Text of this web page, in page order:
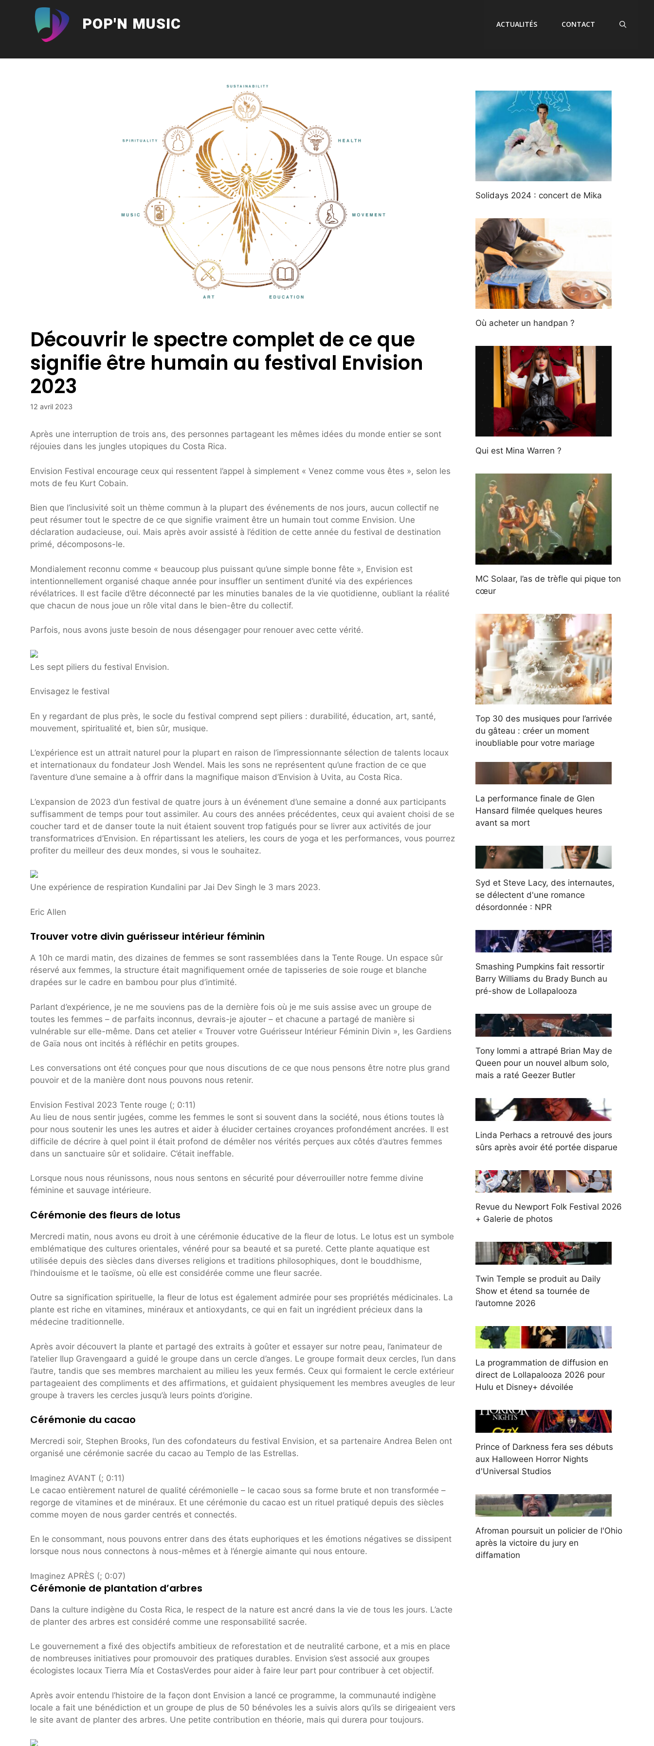
POP'N MUSIC ACTUALITÉS CONTACT
Découvrir le spectre complet de ce que
signifie être humain au festival Envision
2023
12 avril 2023
Après une interruption de trois ans, des personnes partageant les mêmes idées du monde entier se sont
réjouies dans les jungles utopiques du Costa Rica.
Envision Festival encourage ceux qui ressentent l’appel à simplement « Venez comme vous êtes », selon les
mots de feu Kurt Cobain.
Bien que l’inclusivité soit un thème commun à la plupart des événements de nos jours, aucun collectif ne
peut résumer tout le spectre de ce que signifie vraiment être un humain tout comme Envision. Une
déclaration audacieuse, oui. Mais après avoir assisté à l’édition de cette année du festival de destination
primé, décomposons-le.
Mondialement reconnu comme « beaucoup plus puissant qu’une simple bonne fête », Envision est
intentionnellement organisé chaque année pour insuffler un sentiment d’unité via des expériences
révélatrices. Il est facile d’être déconnecté par les minuties banales de la vie quotidienne, oubliant la réalité
que chacun de nous joue un rôle vital dans le bien-être du collectif.
Parfois, nous avons juste besoin de nous désengager pour renouer avec cette vérité.
Les sept piliers du festival Envision.
Envisagez le festival
En y regardant de plus près, le socle du festival comprend sept piliers : durabilité, éducation, art, santé,
mouvement, spiritualité et, bien sûr, musique.
L’expérience est un attrait naturel pour la plupart en raison de l’impressionnante sélection de talents locaux
et internationaux du fondateur Josh Wendel. Mais les sons ne représentent qu’une fraction de ce que
l’aventure d’une semaine a à offrir dans la magnifique maison d’Envision à Uvita, au Costa Rica.
L’expansion de 2023 d’un festival de quatre jours à un événement d’une semaine a donné aux participants
suffisamment de temps pour tout assimiler. Au cours des années précédentes, ceux qui avaient choisi de se
coucher tard et de danser toute la nuit étaient souvent trop fatigués pour se livrer aux activités de jour
transformatrices d’Envision. En répartissant les ateliers, les cours de yoga et les performances, vous pourrez
profiter du meilleur des deux mondes, si vous le souhaitez.
Une expérience de respiration Kundalini par Jai Dev Singh le 3 mars 2023.
Eric Allen
Trouver votre divin guérisseur intérieur féminin
A 10h ce mardi matin, des dizaines de femmes se sont rassemblées dans la Tente Rouge. Un espace sûr
réservé aux femmes, la structure était magnifiquement ornée de tapisseries de soie rouge et blanche
drapées sur le cadre en bambou pour plus d’intimité.
Parlant d’expérience, je ne me souviens pas de la dernière fois où je me suis assise avec un groupe de
toutes les femmes – de parfaits inconnus, devrais-je ajouter – et chacune a partagé de manière si
vulnérable sur elle-même. Dans cet atelier « Trouver votre Guérisseur Intérieur Féminin Divin », les Gardiens
de Gaïa nous ont incités à réfléchir en petits groupes.
Les conversations ont été conçues pour que nous discutions de ce que nous pensons être notre plus grand
pouvoir et de la manière dont nous pouvons nous retenir.
Envision Festival 2023 Tente rouge (; 0:11)
Au lieu de nous sentir jugées, comme les femmes le sont si souvent dans la société, nous étions toutes là
pour nous soutenir les unes les autres et aider à élucider certaines croyances profondément ancrées. Il est
difficile de décrire à quel point il était profond de démêler nos vérités perçues aux côtés d’autres femmes
dans un sanctuaire sûr et solidaire. C’était ineffable.
Lorsque nous nous réunissons, nous nous sentons en sécurité pour déverrouiller notre femme divine
féminine et sauvage intérieure.
Cérémonie des fleurs de lotus
Mercredi matin, nous avons eu droit à une cérémonie éducative de la fleur de lotus. Le lotus est un symbole
emblématique des cultures orientales, vénéré pour sa beauté et sa pureté. Cette plante aquatique est
utilisée depuis des siècles dans diverses religions et traditions philosophiques, dont le bouddhisme,
l’hindouisme et le taoïsme, où elle est considérée comme une fleur sacrée.
Outre sa signification spirituelle, la fleur de lotus est également admirée pour ses propriétés médicinales. La
plante est riche en vitamines, minéraux et antioxydants, ce qui en fait un ingrédient précieux dans la
médecine traditionnelle.
Après avoir découvert la plante et partagé des extraits à goûter et essayer sur notre peau, l’animateur de
l’atelier Ilup Gravengaard a guidé le groupe dans un cercle d’anges. Le groupe formait deux cercles, l’un dans
l’autre, tandis que ses membres marchaient au milieu les yeux fermés. Ceux qui formaient le cercle extérieur
partageaient des compliments et des affirmations, et guidaient physiquement les membres aveugles de leur
groupe à travers les cercles jusqu’à leurs points d’origine.
Cérémonie du cacao
Mercredi soir, Stephen Brooks, l’un des cofondateurs du festival Envision, et sa partenaire Andrea Belen ont
organisé une cérémonie sacrée du cacao au Templo de las Estrellas.
Imaginez AVANT (; 0:11)
Le cacao entièrement naturel de qualité cérémonielle – le cacao sous sa forme brute et non transformée –
regorge de vitamines et de minéraux. Et une cérémonie du cacao est un rituel pratiqué depuis des siècles
comme moyen de nous garder centrés et connectés.
En le consommant, nous pouvons entrer dans des états euphoriques et les émotions négatives se dissipent
lorsque nous nous connectons à nous-mêmes et à l’énergie aimante qui nous entoure.
Imaginez APRÈS (; 0:07)
Cérémonie de plantation d’arbres
Dans la culture indigène du Costa Rica, le respect de la nature est ancré dans la vie de tous les jours. L’acte
de planter des arbres est considéré comme une responsabilité sacrée.
Le gouvernement a fixé des objectifs ambitieux de reforestation et de neutralité carbone, et a mis en place
de nombreuses initiatives pour promouvoir des pratiques durables. Envision s’est associé aux groupes
écologistes locaux Tierra Mía et CostasVerdes pour aider à faire leur part pour contribuer à cet objectif.
Après avoir entendu l’histoire de la façon dont Envision a lancé ce programme, la communauté indigène
locale a fait une bénédiction et un groupe de plus de 50 bénévoles les a suivis alors qu’ils se dirigeaient vers
le site avant de planter des arbres. Une petite contribution en théorie, mais qui durera pour toujours.
Solidays 2024 : concert de Mika
Où acheter un handpan ?
Qui est Mina Warren ?
MC Solaar, l’as de trèfle qui pique ton
cœur
Top 30 des musiques pour l’arrivée
du gâteau : créer un moment
inoubliable pour votre mariage
La performance finale de Glen
Hansard filmée quelques heures
avant sa mort
Syd et Steve Lacy, des internautes,
se délectent d'une romance
désordonnée : NPR
Smashing Pumpkins fait ressortir
Barry Williams du Brady Bunch au
pré-show de Lollapalooza
Tony Iommi a attrapé Brian May de
Queen pour un nouvel album solo,
mais a raté Geezer Butler
Linda Perhacs a retrouvé des jours
sûrs après avoir été portée disparue
Revue du Newport Folk Festival 2026
+ Galerie de photos
Twin Temple se produit au Daily
Show et étend sa tournée de
l’automne 2026
La programmation de diffusion en
direct de Lollapalooza 2026 pour
Hulu et Disney+ dévoilée
Prince of Darkness fera ses débuts
aux Halloween Horror Nights
d'Universal Studios
Afroman poursuit un policier de l'Ohio
après la victoire du jury en
diffamation